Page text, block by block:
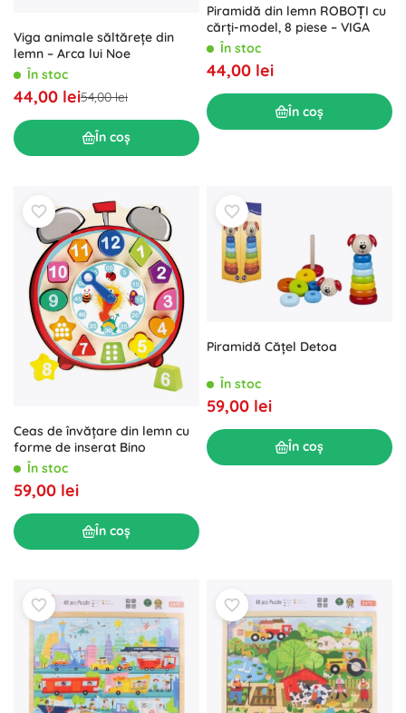
Viga animale săltărețe din
lemn – Arca lui Noe
În stoc
44,00 lei54,00 lei
În coș
Piramidă din lemn ROBOȚI cu
cărți-model, 8 piese – VIGA
În stoc
44,00 lei
În coș
Ceas de învățare din lemn cu
forme de inserat Bino
În stoc
59,00 lei
În coș
Piramidă Căţel Detoa
În stoc
59,00 lei
În coș